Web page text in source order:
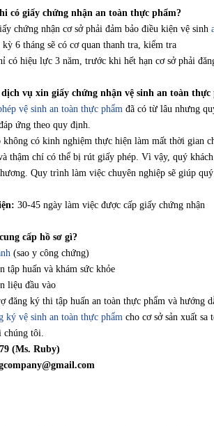
có giấy chứng nhận an toàn thực phẩm?
chứng nhận cơ sở phải đảm bảo điều kiện vệ sinh
6 tháng sẽ có cơ quan thanh tra, kiểm tra
có hiệu lực 3 năm, trước khi hết hạn cơ sở phải
vụ xin giấy chứng nhận vệ sinh an toàn thực
vệ sinh an toàn thực phẩm đã có từ lâu nhưng
ứng theo quy định.
có kinh nghiệm thực hiện làm mất thời gian
thậm chí có thể bị rút giấy phép. Vì vậy, quý
Quy trình làm việc chuyên nghiệp sẽ giúp
30-45 ngày làm việc được cấp giấy chứng nhận
cấp hồ sơ gì?
(sao y công chứng)
tập huấn và khám sức khỏe
liệu đầu vào
đăng ký thi tập huấn an toàn thực phẩm và hướng
ký vệ sinh an toàn thực phẩm cho cơ sở sản xuất
chúng tôi.
(Ms. Ruby)